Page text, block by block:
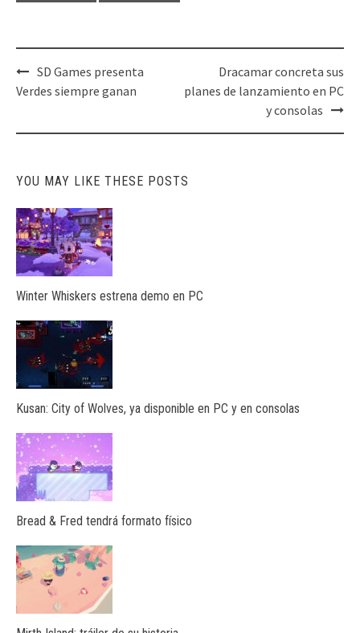
Post
navigation
SD Games presenta
Verdes siempre ganan
Dracamar concreta sus
planes de lanzamiento en PC
y consolas
YOU MAY LIKE THESE POSTS
Winter Whiskers estrena demo en PC
Kusan: City of Wolves, ya disponible en PC y en consolas
Bread & Fred tendrá formato físico